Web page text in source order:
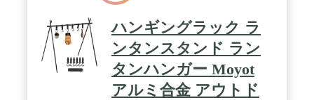
すい。説明書が付いて、あっという間に組み立てら
れます。あまり時間がかからなくて、初心者でも簡
単に使えます。ハンギングラックの高さを調節する
ことができます、3段階がある、場合に応じて、調
整して使えることで快適になります。 / 【持ち運び
簡単・軽量】 軽くて強度の高いアルミニウム製、折
りたたみ式のハンギングラック。専用収納袋がつ
き、簡単に折りたたんでバックパックに詰めて持ち
ハンギングラック ラ
ンタンスタンド ラン
タンハンガー Moyot
アルミ合金 アウトド